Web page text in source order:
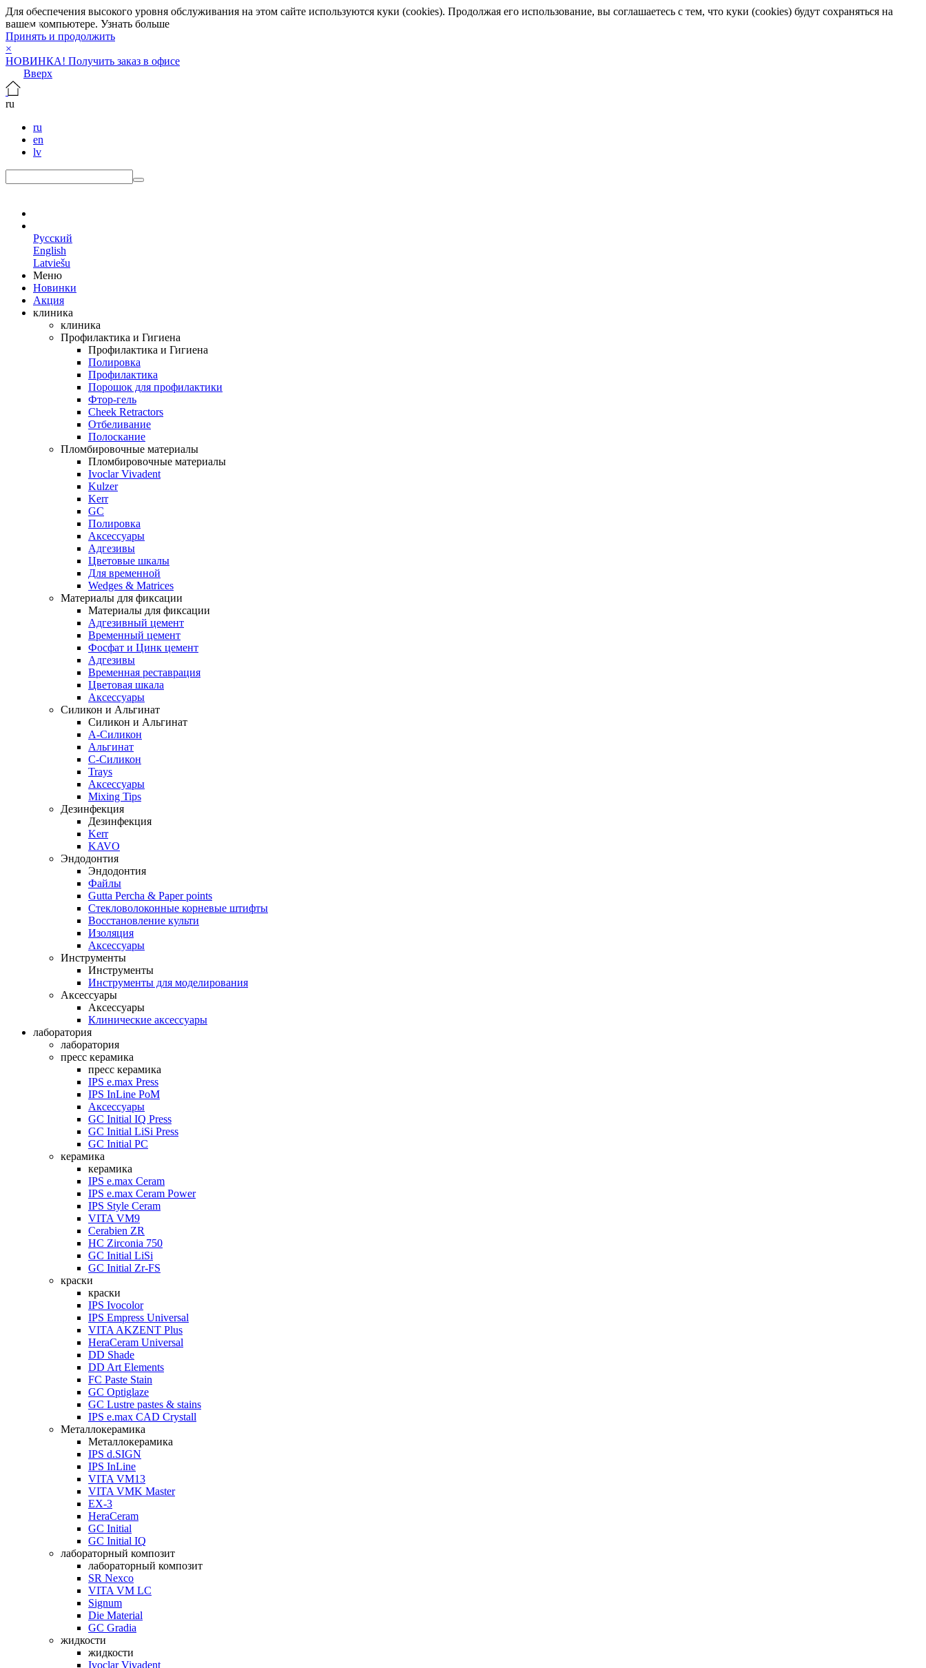
Для обеспечения высокого уровня обслуживания на этом сайте используются куки (cookies). Продолжая его использование, вы соглашаетесь с тем, что куки (cookies) будут сохраняться на
вашем компьютере. Узнать больше
Принять и продолжить
×
НОВИНКА! Получить заказ в офисе
Вверх
ru
ru
en
lv
Русский
English
Latviešu
Меню
Новинки
Акция
клиника
клиника
Профилактика и Гигиена
Профилактика и Гигиена
Полировка
Профилактика
Порошок для профилактики
Фтор-гель
Cheek Retractors
Отбеливание
Полоскание
Пломбировочные материалы
Пломбировочные материалы
Ivoclar Vivadent
Kulzer
Kerr
GC
Полировка
Аксессуары
Адгезивы
Цветовые шкалы
Для временной
Wedges & Matrices
Материалы для фиксации
Материалы для фиксации
Адгезивный цемент
Временный цемент
Фосфат и Цинк цемент
Адгезивы
Временная реставрация
Цветовая шкала
Аксессуары
Силикон и Альгинат
Силикон и Альгинат
A-Силикон
Альгинат
C-Силикон
Trays
Аксессуары
Mixing Tips
Дезинфекция
Дезинфекция
Kerr
KAVO
Эндодонтия
Эндодонтия
Файлы
Gutta Percha & Paper points
Стекловолоконные корневые штифты
Восстановление культи
Изоляция
Аксессуары
Инструменты
Инструменты
Инструменты для моделирования
Аксессуары
Аксессуары
Клинические аксессуары
лаборатория
лаборатория
пресс керамика
пресс керамика
IPS e.max Press
IPS InLine PoM
Аксессуары
GC Initial IQ Press
GC Initial LiSi Press
GC Initial PC
керамика
керамика
IPS e.max Ceram
IPS e.max Ceram Power
IPS Style Ceram
VITA VM9
Cerabien ZR
HC Zirconia 750
GC Initial LiSi
GC Initial Zr-FS
краски
краски
IPS Ivocolor
IPS Empress Universal
VITA AKZENT Plus
HeraCeram Universal
DD Shade
DD Art Elements
FC Paste Stain
GC Optiglaze
GC Lustre pastes & stains
IPS e.max CAD Crystall
Металлокерамика
Металлокерамика
IPS d.SIGN
IPS InLine
VITA VM13
VITA VMK Master
EX-3
HeraCeram
GC Initial
GC Initial IQ
лабораторный композит
лабораторный композит
SR Nexco
VITA VM LC
Signum
Die Material
GC Gradia
жидкости
жидкости
Ivoclar Vivadent